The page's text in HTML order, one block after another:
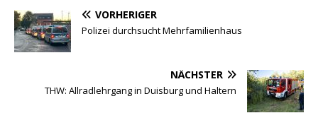
VORHERIGER
Polizei durchsucht Mehrfamilienhaus
NÄCHSTER
THW: Allradlehrgang in Duisburg und Haltern